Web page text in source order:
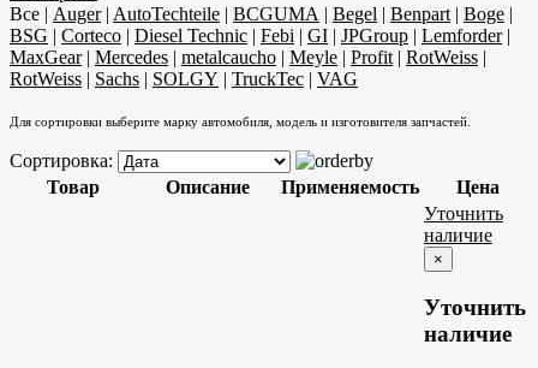
Все | Auger| AutoTechteile | BCGUMA | Begel | Benpart | Boge |
BSG | Corteco | Diesel Technic | Febi | GI | JPGroup | Lemforder|
MaxGear| Mercedes | metalcaucho | Meyle | Profit | RotWeiss |
RotWeiss | Sachs | SOLGY | TruckTec | VAG
Для сортировки выберите марку автомобиля, модель и изготовителя запчастей.
Сортировка:
Товар
Описание Применяемость Цена
Уточнить
наличие
×
Уточнить
наличие